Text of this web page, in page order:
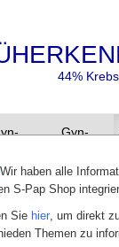
44%
Gyn-
Wir haben alle
S-Pap Shop
Sie hier , um direkt
Themen zu